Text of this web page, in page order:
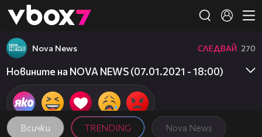
👾
Всички TRENDING Nova News
Nova News СЛЕДВАЙ 270
Новините на NOVA NEWS (07.01.2021 - 18:00)
23:12